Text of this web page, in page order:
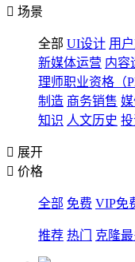
 场景
全部 UI设计 用
新媒体运营 内容
理师职业资格（
制造 商务销售
知识 人文历史
 展开
 价格
全部 免费 VIP免
推荐 热门 克隆